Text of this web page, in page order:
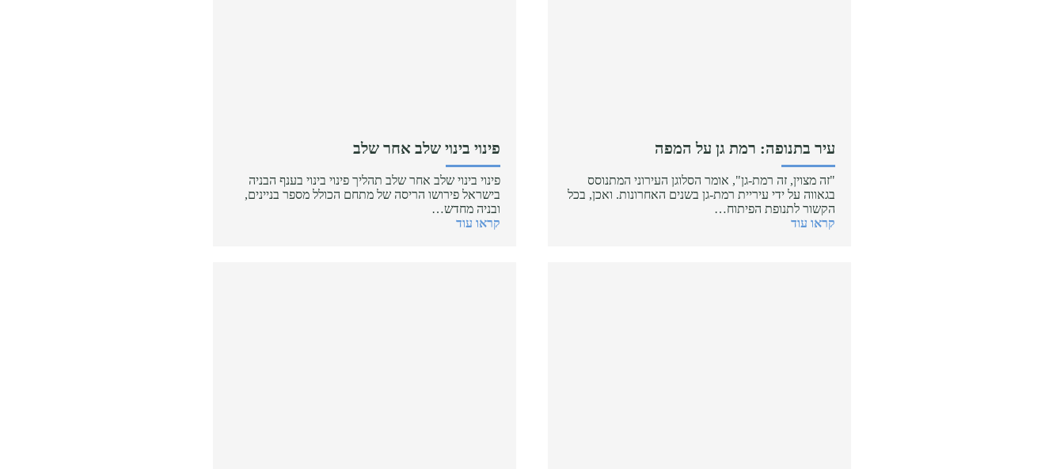
עיר בתנופה: רמת גן על המפה
"זה מצוין, זה רמת-גן", אומר הסלוגן העירוני המתנוסס
בגאווה על ידי עיריית רמת-גן בשנים האחרונות. ואכן, בכל
הקשור לתנופת הפיתוח…
קראו עוד
פינוי בינוי שלב אחר שלב
פינוי בינוי שלב אחר שלב תהליך פינוי בינוי בענף הבניה
בישראל פירושו הריסה של מתחם הכולל מספר בניינים,
ובניה מחדש…
קראו עוד